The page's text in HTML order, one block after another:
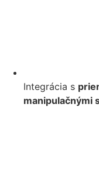
Integrácia s
manipulačnými